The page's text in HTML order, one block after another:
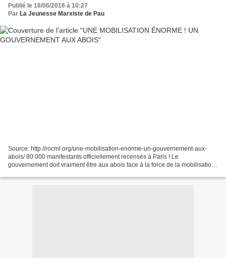
Publié le 18/06/2016 à 10:27
Par La Jeunesse Marxiste de Pau
Source: http://rocml.org/une-mobilisation-enorme-un-gouvernement-aux-
abois/ 80 000 manifestants officiellement recensés à Paris ! Le
gouvernement doit vraiment être aux abois face à la force de la mobilisation